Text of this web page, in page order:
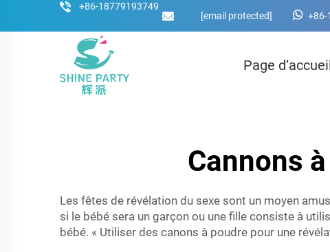
+86-18779193749
[email protected]
+86-
Page
Cannons
Les fêtes de révélation du sexe sont un moyen
si le bébé sera un garçon ou une fille consiste à
bébé. « Utiliser des canons à poudre pour une